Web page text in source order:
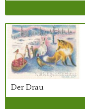
Der Drau